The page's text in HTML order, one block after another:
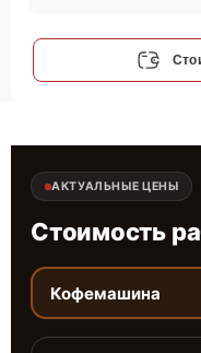
АКТУАЛЬНЫЕ ЦЕНЫ
Стоимость
Кофемашина